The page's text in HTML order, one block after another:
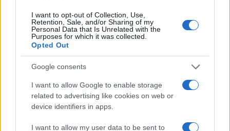
I want to opt-out of Collection, Use,
Retention, Sale, and/or Sharing of my
Personal Data that Is Unrelated with the
Purposes for which it was collected.
Opted Out
Google consents
I want to allow Google to enable storage
related to advertising like cookies on web or
device identifiers in apps.
I want to allow my user data to be sent to
News
Αυτοί είναι και επίσημα οι υποψήφιοι για
την φετινή Eurovision!
21.01.2013
Eurovision 2012: Απόψε ο δεύτερος
ημιτελικός! Δες όλους τους υποψήφιους